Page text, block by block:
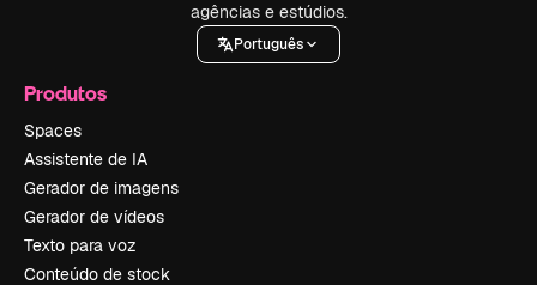
agências e estúdios.
Português
Produtos
Spaces
Assistente de IA
Gerador de imagens
Gerador de vídeos
Texto para voz
Conteúdo de stock